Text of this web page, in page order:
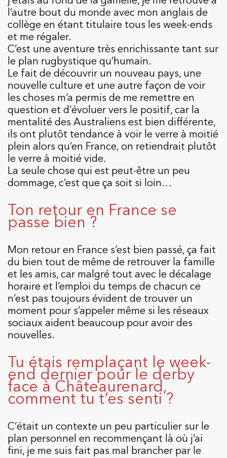
l’autre bout du monde avec mon anglais de
collège en étant titulaire tous les week-ends
et me régaler.
C’est une aventure très enrichissante tant sur
le plan rugbystique qu’humain.
Le fait de découvrir un nouveau pays, une
nouvelle culture et une autre façon de voir
les choses m’a permis de me remettre en
question et d’évoluer vers le positif, car la
mentalité des Australiens est bien différente,
ils ont plutôt tendance à voir le verre à moitié
plein alors qu’en France, on retiendrait plutôt
le verre à moitié vide.
La seule chose qui est peut-être un peu
dommage, c’est que ça soit si loin…
Ton retour en France se
passe bien ?
Mon retour en France s’est bien passé, ça fait
du bien tout de même de retrouver la famille
et les amis, car malgré tout avec le décalage
horaire et l’emploi du temps de chacun ce
n’est pas toujours évident de trouver un
moment pour s’appeler même si les réseaux
sociaux aident beaucoup pour avoir des
nouvelles.
Tu étais remplaçant le week-
end dernier pour le derby
face à Châteaurenard,
comment tu t’es senti ?
C’était un contexte un peu particulier sur le
plan personnel en recommençant là où j’ai
fini, je me suis fait pas mal brancher par le